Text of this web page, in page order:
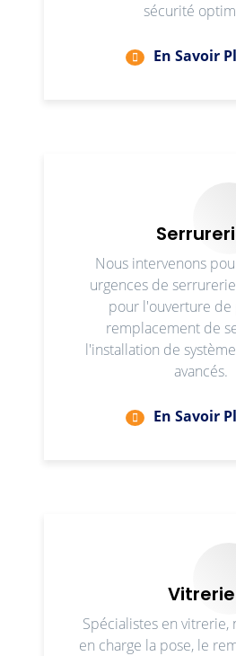
sécurité
En Savoir
Nous intervenons
urgences de
pour l'ouverture de
remplacement de
l'installation de
avancés.
En Savoir
Vitrerie
Spécialistes en vitrerie,
en charge la pose, le